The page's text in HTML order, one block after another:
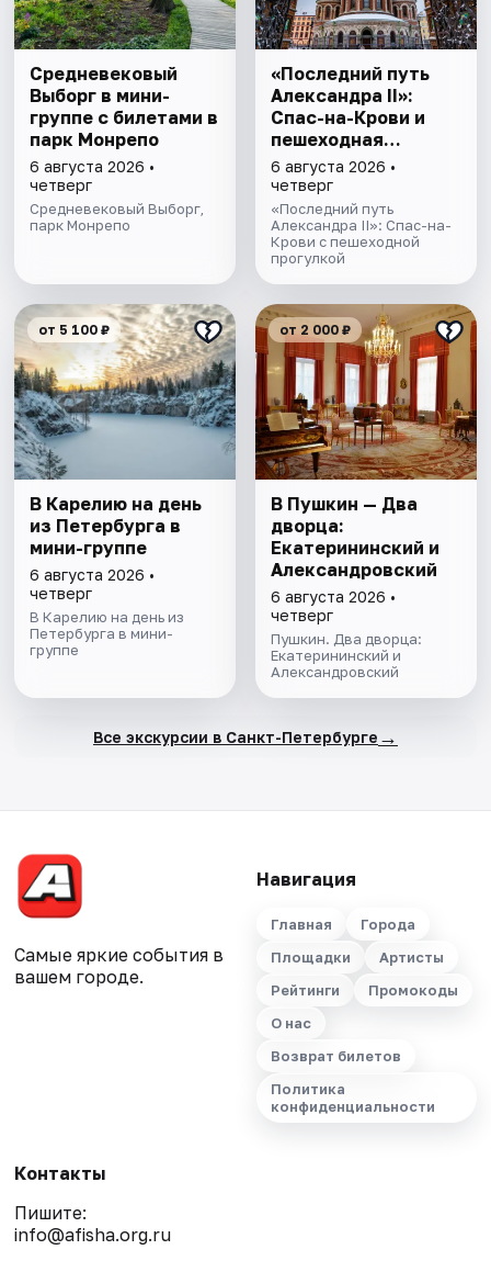
Cредневековый
Выборг в мини-
группе c билетами в
парк Монрепо
6 августа 2026 •
четверг
Средневековый Выборг,
парк Монрепо
«Последний путь
Александра II»:
Спас-на-Крови и
пешеходная
прогулка
6 августа 2026 •
четверг
«Последний путь
Александра II»: Спас-на-
Крови с пешеходной
прогулкой
от 5 100 ₽
В Карелию на день
из Петербурга в
мини-группе
6 августа 2026 •
четверг
В Карелию на день из
Петербурга в мини-
группе
от 2 000 ₽
В Пушкин — Два
дворца:
Екатерининский и
Александровский
6 августа 2026 •
четверг
Пушкин. Два дворца:
Екатерининский и
Александровский
Все экскурсии в Санкт-Петербурге →
Самые яркие события в
вашем городе.
Навигация
Главная
Города
Площадки
Артисты
Рейтинги
Промокоды
О нас
Возврат билетов
Политика
конфиденциальности
Контакты
Пишите:
info@afisha.org.ru